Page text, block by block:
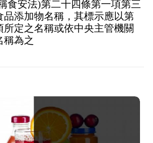
食安法)第二十四條第一項第三
品添加物名稱，其標示應以第
所定之名稱或依中央主管機關
稱為之